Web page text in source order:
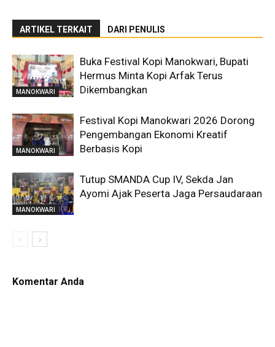
ARTIKEL TERKAIT DARI PENULIS
MANOKWARI
Buka Festival Kopi Manokwari, Bupati
Hermus Minta Kopi Arfak Terus
Dikembangkan
MANOKWARI
Festival Kopi Manokwari 2026 Dorong
Pengembangan Ekonomi Kreatif
Berbasis Kopi
MANOKWARI
Tutup SMANDA Cup IV, Sekda Jan
Ayomi Ajak Peserta Jaga Persaudaraan
Komentar Anda